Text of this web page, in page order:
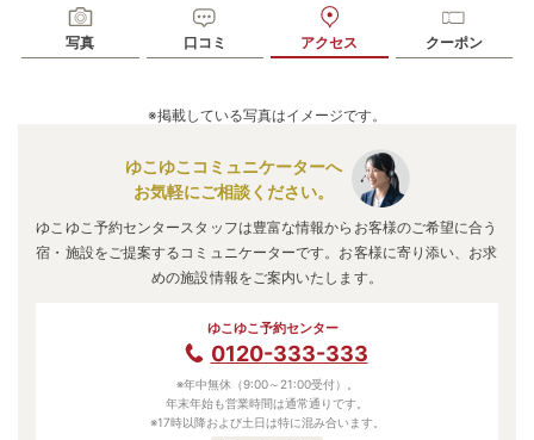
写真 口コミ アクセス クーポン
※掲載している写真はイメージです。
ゆこゆこコミュニケーターへ
お気軽にご相談ください。
ゆこゆこ予約センタースタッフは豊富な情報からお客様のご希望に合う
宿・施設をご提案するコミュニケーターです。お客様に寄り添い、お求
めの施設情報をご案内いたします。
ゆこゆこ予約センター
0120-333-333
※年中無休（9:00～21:00受付）。
年末年始も営業時間は通常通りです。
※17時以降および土日は特に混み合います。